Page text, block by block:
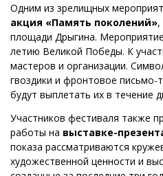
Одним из зрелищных
акция «Память поколений»,
площади Дрыгина.
летию Великой Победы. К
мастеров и организации.
гвоздики и фронтовое письмо-
будут выплетать их в течение
Участников фестиваля также
работы на выставке-
показа рассматриваются
художественной ценности и